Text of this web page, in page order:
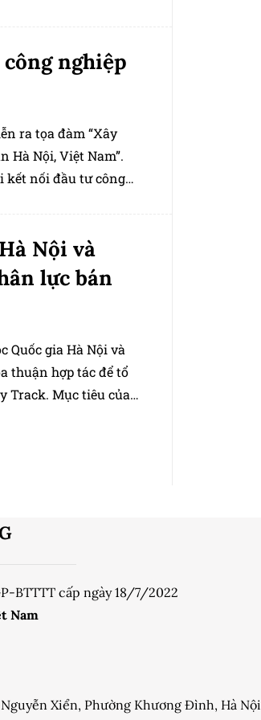
bán dẫn.nghiệp
ra tọa đàm “Xây
Hà Nội, Việt Nam”.
kết nối đầu tư công
Nội và
lực bán
Quốc gia Hà Nội và
thuận hợp tác để tổ
Track. Mục tiêu của
BTTTT cấp ngày 18/7/2022
Nam
Xiển, Phường Khương Đình, Hà Nội